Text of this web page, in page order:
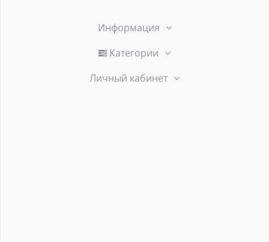
Информация
Категории
Личный кабинет